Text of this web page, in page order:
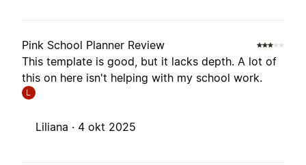
Pink School Planner Review
This template is good, but it lacks depth. A lot of
this on here isn't helping with my school work.
L
Liliana · 4 okt 2025